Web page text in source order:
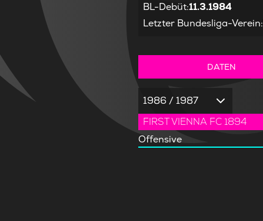
BL-Debüt:11.3.1984
Letzter Bundesliga-Verein:
DATEN
1986 / 1987
FIRST VIENNA FC 1894
Offensive